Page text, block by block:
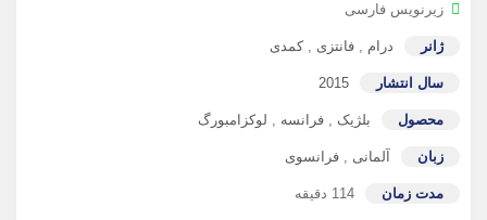
زیرنویس فارسی
ژانر درام , فانتزی ,کمدی
سال انتشار 2015
محصول بلژیک , فرانسه , لوکزامبورگ
زبان آلمانی , فرانسوی
مدت زمان 114 دقیقه